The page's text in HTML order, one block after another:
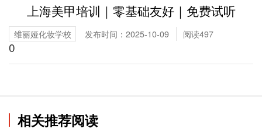
上海美甲培训｜零基础友好｜免费试听
维丽娅化妆学校 发布时间：2025-10-09 阅读497
0
相关推荐阅读